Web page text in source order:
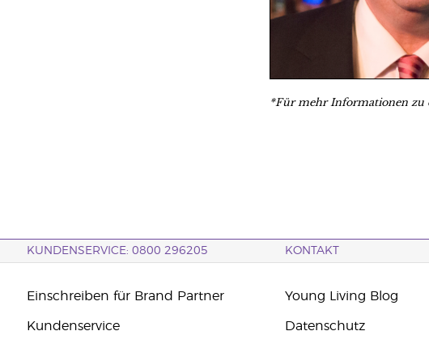
*Für mehr Informationen zu
KUNDENSERVICE: 0800 296205 KONTAKT
Einschreiben für Brand Partner
Kundenservice
Young Living Blog
Datenschutz